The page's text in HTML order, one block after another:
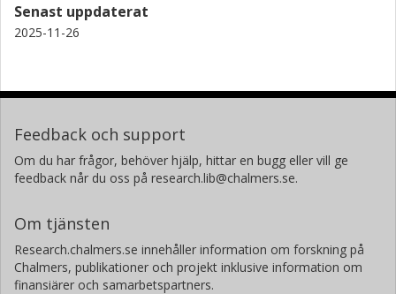
Senast uppdaterat
2025-11-26
Feedback och support
Om du har frågor, behöver hjälp, hittar en bugg eller vill ge
feedback når du oss på research.lib@chalmers.se.
Om tjänsten
Research.chalmers.se innehåller information om forskning på
Chalmers, publikationer och projekt inklusive information om
finansiärer och samarbetspartners.